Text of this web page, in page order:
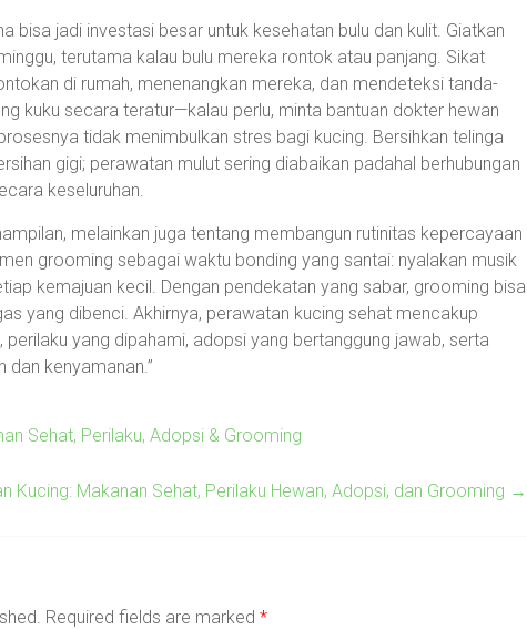
bisa jadi investasi besar untuk kesehatan bulu dan kulit. Giatkan
terutama kalau bulu mereka rontok atau panjang. Sikat
di rumah, menenangkan mereka, dan mendeteksi tanda-
kuku secara teratur—kalau perlu, minta bantuan dokter hewan
tidak menimbulkan stres bagi kucing. Bersihkan telinga
gigi; perawatan mulut sering diabaikan padahal berhubungan
keseluruhan.
melainkan juga tentang membangun rutinitas kepercayaan
grooming sebagai waktu bonding yang santai: nyalakan musik
kemajuan kecil. Dengan pendekatan yang sabar, grooming bisa
yang dibenci. Akhirnya, perawatan kucing sehat mencakup
yang dipahami, adopsi yang bertanggung jawab, serta
kenyamanan.”
Sehat, Perilaku, Adopsi & Grooming
Kucing: Makanan Sehat, Perilaku Hewan, Adopsi, dan Grooming →
Required fields are marked *